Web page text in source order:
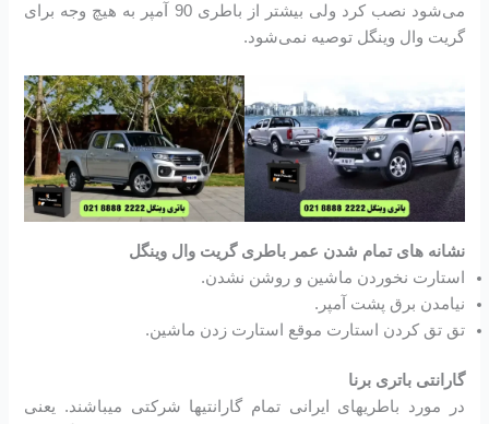
می‌شود نصب کرد ولی بیشتر از باطری 90 آمپر به هیچ وجه برای
گریت وال وینگل توصیه نمی‌شود.
نشانه های تمام شدن عمر باطری گریت وال وینگل
استارت نخوردن ماشین و روشن نشدن.
نیامدن برق پشت آمپر.
تق تق کردن استارت موقع استارت زدن ماشین.
گارانتی باتری برنا
در مورد باطریهای ایرانی تمام گارانتیها شرکتی میباشند. یعنی